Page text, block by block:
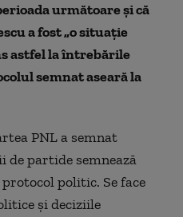
următoare și că
a fost „o situaţie
astfel la întrebările
semnat aseară la
PNL a semnat
de partide semnează
politic. Se face
și deciziile